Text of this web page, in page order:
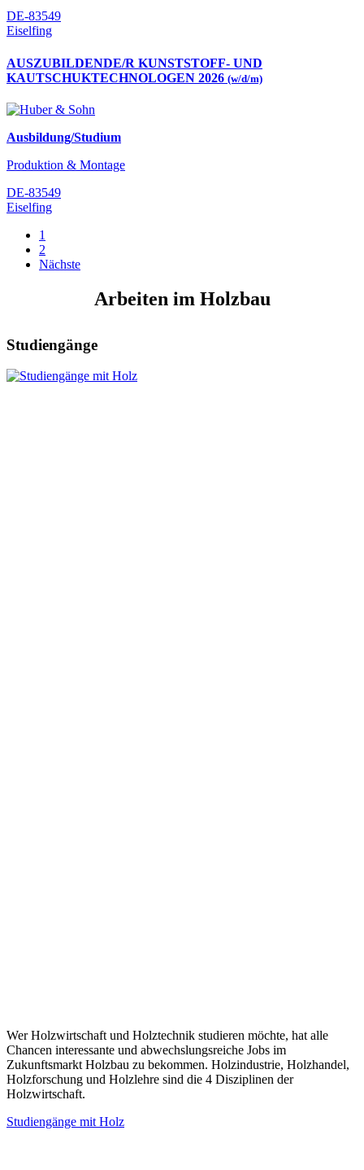
DE-83549
Eiselfing
AUSZUBILDENDE/R KUNSTSTOFF- UND
KAUTSCHUKTECHNOLOGEN 2026 (w/d/m)
Ausbildung/Studium
Produktion & Montage
DE-83549
Eiselfing
1
2
Nächste
Arbeiten im Holzbau
Studiengänge
Wer Holzwirtschaft und Holztechnik studieren möchte, hat alle
Chancen interessante und abwechslungsreiche Jobs im
Zukunftsmarkt Holzbau zu bekommen. Holzindustrie, Holzhandel,
Holzforschung und Holzlehre sind die 4 Disziplinen der
Holzwirtschaft.
Studiengänge mit Holz